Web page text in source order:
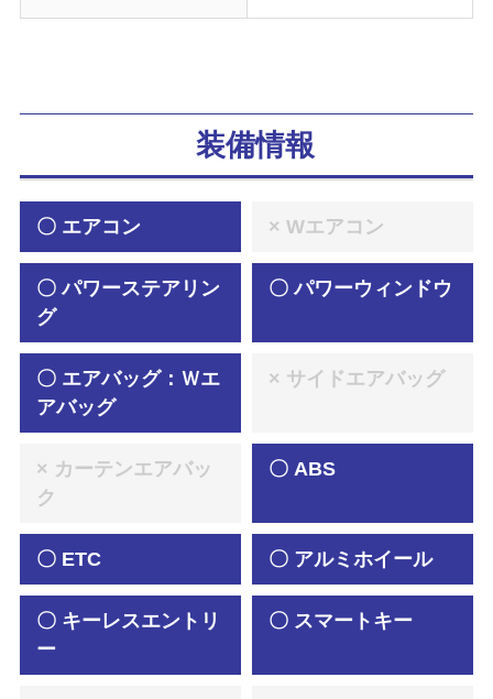
装備情報
〇 エアコン × Wエアコン
〇 パワーステアリン
グ
〇 パワーウィンドウ
〇 エアバッグ：Ｗエ
アバッグ
× サイドエアバッグ
× カーテンエアバッ
ク
〇 ABS
〇 ETC 〇 アルミホイール
〇 キーレスエントリ
ー
〇 スマートキー